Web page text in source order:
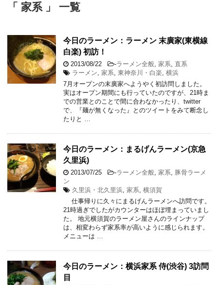
「 家系 」 一覧
今日のラーメン：ラーメン 末廣家(東横線
白楽) 初訪！
2013/08/22 -ラーメン全般 家系 直系
ラーメン 家系 東神奈川・白楽 横浜
7月オープンの末廣家へようやく初訪問しました。
実はオープン期間にも行っていたのですが、21時ま
での営業とのことで間に合わなかったり、twitter
で、『麺が無くなった』とのツイートをみて断念し
たりと …
今日のラーメン：まるげんラーメン(京急
久里浜)
2013/07/25 -ラーメン全般 家系
豚骨ラーメ
ン
久里浜・北久里浜 家系 横須賀
仕事帰りに久々にまるげんラーメンへ訪問です。
21時過ぎでしたがカウンターはほぼ埋まっていまし
た。 地元横須賀のラーメン屋さんのラインナップ
は、相変わらず家系率が高いように感じられます。
メニューは …
今日のラーメン：横浜家系 侍(渋谷) 3訪問
目